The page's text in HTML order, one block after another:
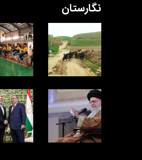
نگارستان